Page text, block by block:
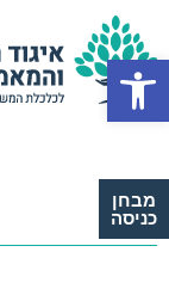
Open toolbar
מבחן
כניסה